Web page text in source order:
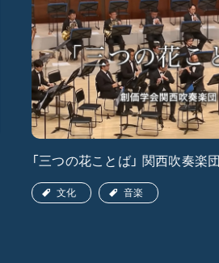
「三つの花ことば」 関西吹奏楽団
文化 音楽